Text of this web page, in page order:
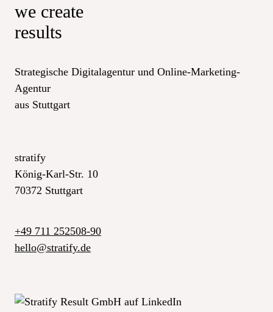
we create
results
Strategische Digitalagentur und Online-Marketing-
Agentur
aus Stuttgart
stratify
König-Karl-Str. 10
70372 Stuttgart
+49 711 252508-90
hello
_at_
stratify.de